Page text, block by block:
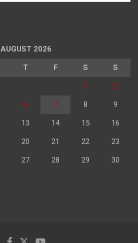
AUGUST 2026
T F S S
1 2
6 7 8 9
13 14 15 16
20 21 22 23
27 28 29 30